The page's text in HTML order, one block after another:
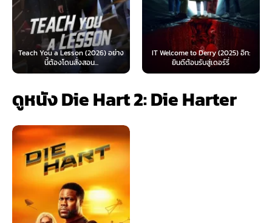
Lesson (2026) อย่าง
IT Welcome to Derry (2025) อิท:
ยินดีต้อนรับสู่เดอร์รี่
Beyond
ดูหนัง Die Hart 2: Die Harter